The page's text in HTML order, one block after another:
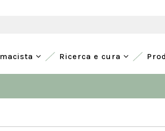
Ricerca e cura